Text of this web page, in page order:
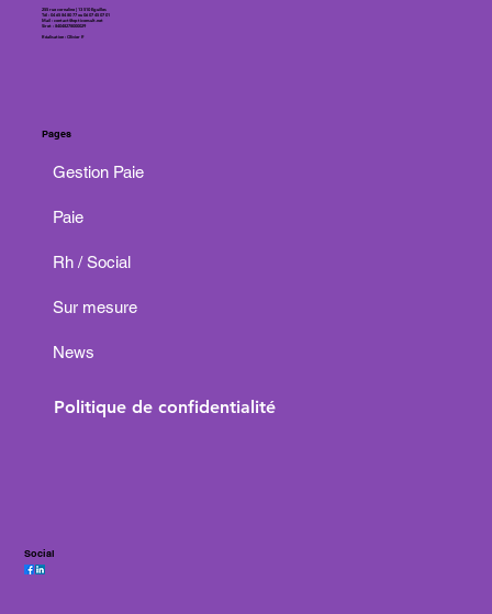
255 rue cornaline | 13 510 Eguilles
Tél : 04 65 84 80 77 ou 06 07 45 07 01
Mail : contact@opticonsult.net
Siret : 84048278000029
Réalisation : Olivier P.
Pages
Gestion Paie
Paie
Rh / Social
Sur mesure
News
Politique de confidentialité
Social